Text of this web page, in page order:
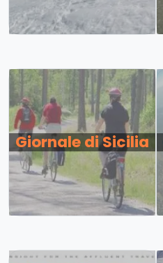
Giornale di Sicilia